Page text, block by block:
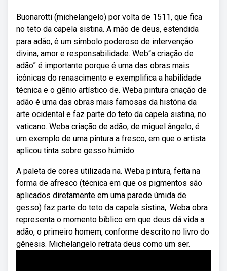
Buonarotti (michelangelo) por volta de 1511, que fica
no teto da capela sistina. A mão de deus, estendida
para adão, é um símbolo poderoso de intervenção
divina, amor e responsabilidade. Web“a criação de
adão” é importante porque é uma das obras mais
icônicas do renascimento e exemplifica a habilidade
técnica e o gênio artístico de. Weba pintura criação de
adão é uma das obras mais famosas da história da
arte ocidental e faz parte do teto da capela sistina, no
vaticano. Weba criação de adão, de miguel ângelo, é
um exemplo de uma pintura a fresco, em que o artista
aplicou tinta sobre gesso húmido.
A paleta de cores utilizada na. Weba pintura, feita na
forma de afresco (técnica em que os pigmentos são
aplicados diretamente em uma parede úmida de
gesso) faz parte do teto da capela sistina,. Weba obra
representa o momento bíblico em que deus dá vida a
adão, o primeiro homem, conforme descrito no livro do
gênesis. Michelangelo retrata deus como um ser.